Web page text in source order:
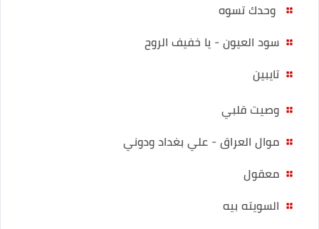
وحدك تسوه
سود العيون - يا خفيف الروح
تايبين
وصيت قلبي
موال العراق - علي بغداد ودوني
معقول
السويته بيه